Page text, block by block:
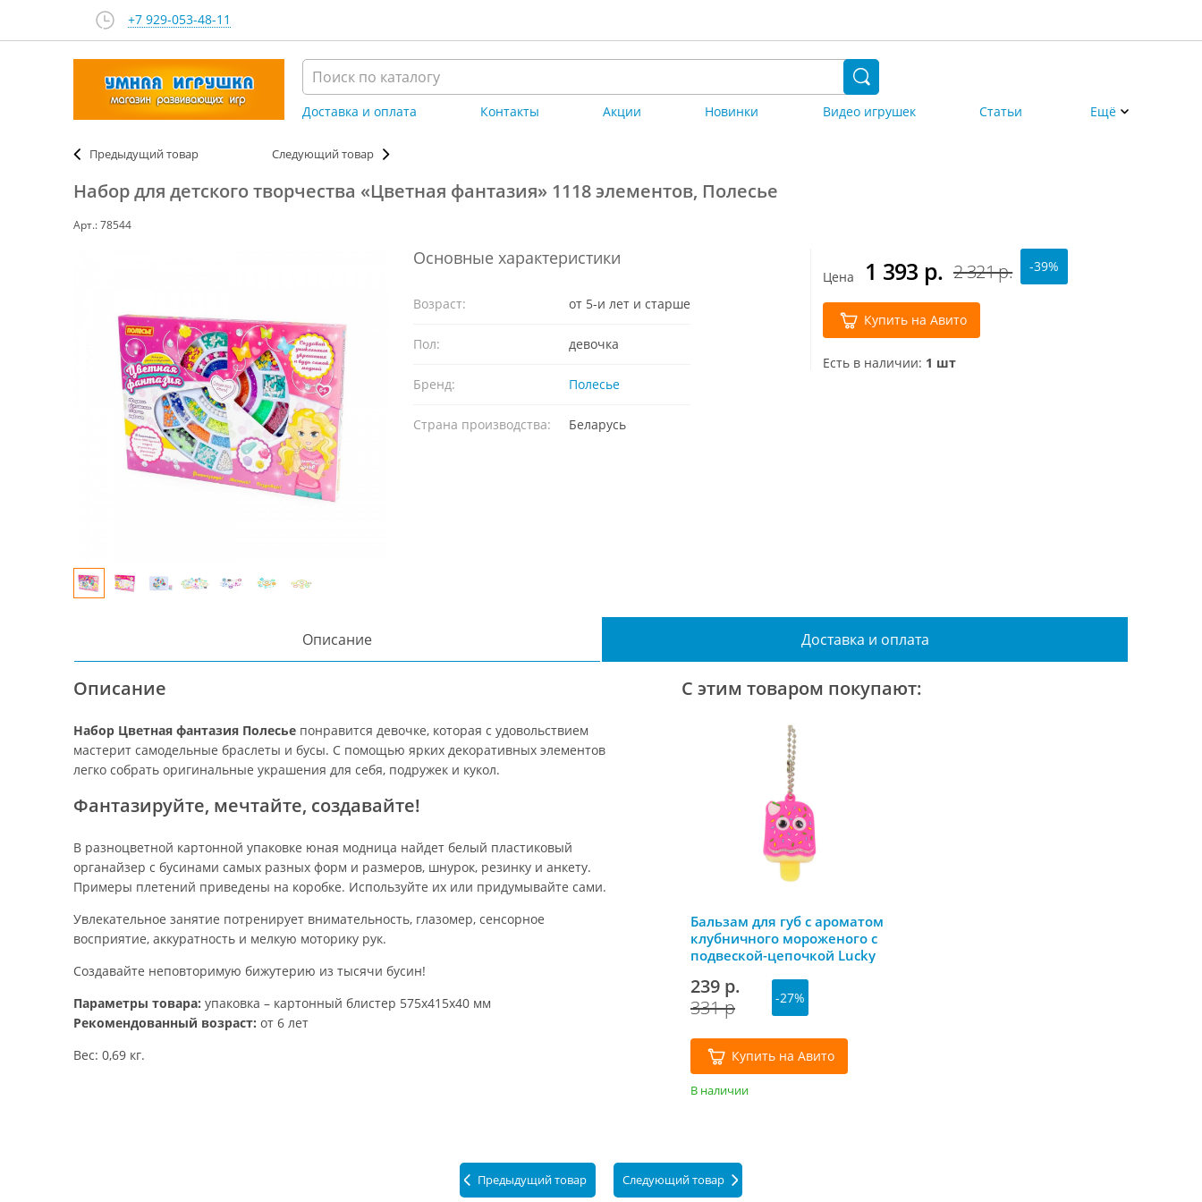
+7 929-053-48-11
Доставка и оплата Контакты Акции Новинки Видео игрушек Статьи Ещё
Предыдущий товар Следующий товар
Арт.: 78544
Набор для детского творчества «Цветная фантазия» 1118 элементов, Полесье
Основные характеристики
Возраст: от 5-и лет и старше
Пол: девочка
Бренд: Полесье
Страна производства: Беларусь
Цена 2 321 р.
1 393 р. -39%
Купить на Авито
Есть в наличии: 1 шт
Описание
С этим товаром покупают:
Бальзам для губ с ароматом
клубничного мороженого с
подвеской-цепочкой Lucky
239 р.
331 р
-27%
Купить на Авито
В наличии
Описание
Набор Цветная фантазия Полесье понравится девочке, которая с удовольствием
мастерит самодельные браслеты и бусы. С помощью ярких декоративных элементов
легко собрать оригинальные украшения для себя, подружек и кукол.
Фантазируйте, мечтайте, создавайте!
В разноцветной картонной упаковке юная модница найдет белый пластиковый
органайзер с бусинами самых разных форм и размеров, шнурок, резинку и анкету.
Примеры плетений приведены на коробке. Используйте их или придумывайте сами.
Увлекательное занятие потренирует внимательность, глазомер, сенсорное
восприятие, аккуратность и мелкую моторику рук.
Создавайте неповторимую бижутерию из тысячи бусин!
Параметры товара: упаковка – картонный блистер 575х415х40 мм
Рекомендованный возраст: от 6 лет
Вес: 0,69 кг.
Доставка и оплата
Предыдущий товар Следующий товар